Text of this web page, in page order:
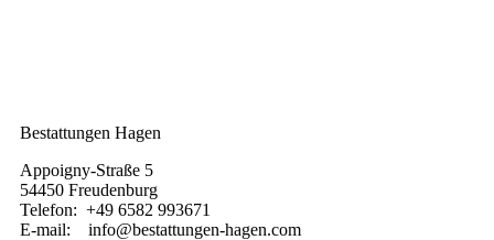
​Bestattungen Hagen
​Appoigny-Straße 5
54450 Freudenburg
Telefon: +49 6582 993671
E-mail: info@bestattungen-hagen.com